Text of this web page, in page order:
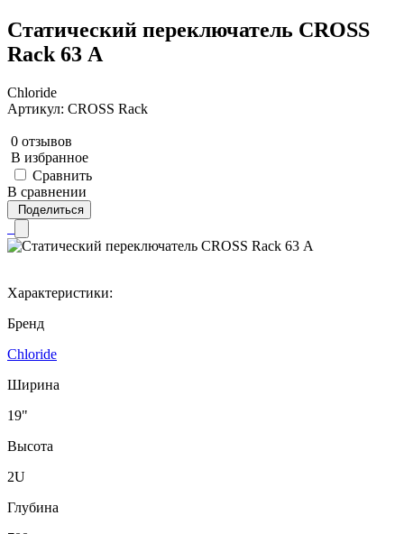
Статический переключатель CROSS
Rack 63 А
Chloride
Артикул: CROSS Rack
0 отзывов
В избранное
Сравнить
В сравнении
Поделиться
Характеристики:
Бренд
Chloride
Ширина
19"
Высота
2U
Глубина